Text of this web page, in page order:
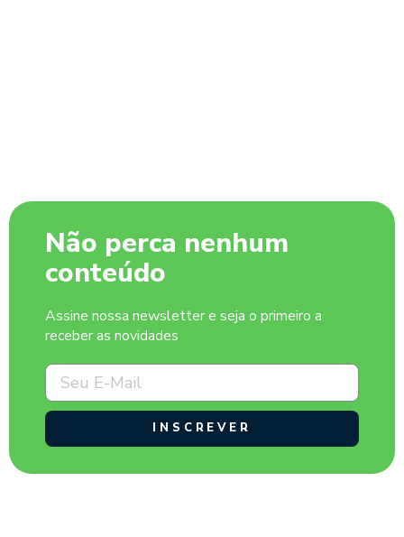
Não perca nenhum
conteúdo
Assine nossa newsletter e seja o primeiro a
receber as novidades
INSCREVER